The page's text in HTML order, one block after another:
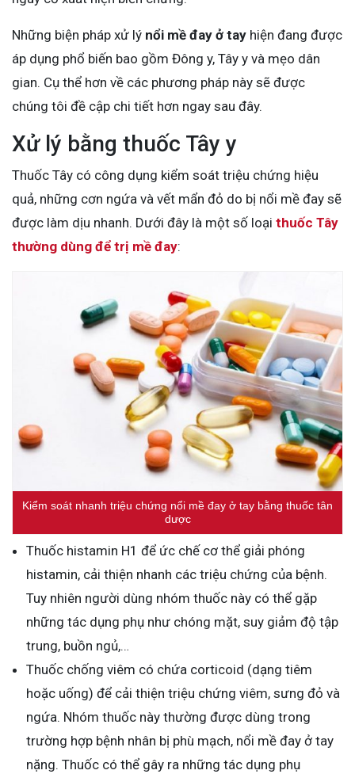
Những biện pháp xử lý nổi mề đay ở tay hiện đang được
áp dụng phổ biến bao gồm Đông y, Tây y và mẹo dân
gian. Cụ thể hơn về các phương pháp này sẽ được
chúng tôi đề cập chi tiết hơn ngay sau đây.
Xử lý bằng thuốc Tây y
Thuốc Tây có công dụng kiểm soát triệu chứng hiệu
quả, những cơn ngứa và vết mẩn đỏ do bị nổi mề đay sẽ
được làm dịu nhanh. Dưới đây là một số loại thuốc Tây
thường dùng để trị mề đay:
Kiểm soát nhanh triệu chứng nổi mề đay ở tay bằng thuốc tân
dược
Thuốc histamin H1 để ức chế cơ thể giải phóng
histamin, cải thiện nhanh các triệu chứng của bệnh.
Tuy nhiên người dùng nhóm thuốc này có thể gặp
những tác dụng phụ như chóng mặt, suy giảm độ tập
trung, buồn ngủ,…
Thuốc chống viêm có chứa corticoid (dạng tiêm
hoặc uống) để cải thiện triệu chứng viêm, sưng đỏ và
ngứa. Nhóm thuốc này thường được dùng trong
trường hợp bệnh nhân bị phù mạch, nổi mề đay ở tay
nặng. Thuốc có thể gây ra những tác dụng phụ